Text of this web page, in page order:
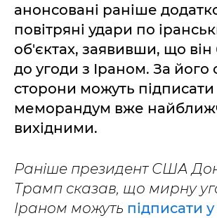
анонсовані раніше
повітряні удари по
об'єктах, заявивши, що
до угоди з Іраном. За його
сторони можуть підписати
меморандум вже
вихідними.
Раніше президент США
Трамп сказав, що мирну
Іраном можуть підписати